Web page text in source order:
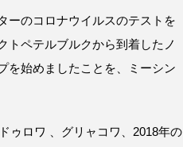
ーのコロナウイルスのテストを
トペテルブルクから到着したノ
を始めましたことを、ミーシン
ゥロワ 、グリャコワ、2018年の